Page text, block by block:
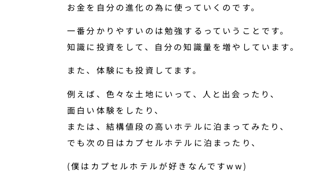
お金を自分の進化の為に使っていくのです。
一番分かりやすいのは勉強するっていうことです。
知識に投資をして、自分の知識量を増やしています。
また、体験にも投資してます。
例えば、色々な土地にいって、人と出会ったり、
面白い体験をしたり、
または、結構値段の高いホテルに泊まってみたり、
でも次の日はカプセルホテルに泊まったり、
(僕はカプセルホテルが好きなんですww)